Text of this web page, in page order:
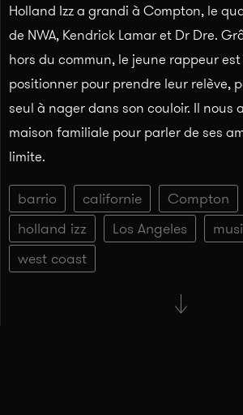
Holland Izz a grandi à Compton, le
de NWA, Kendrick Lamar et Dr Dre.
hors du commun, le jeune rappeur
positionner pour prendre leur relève,
seul à nager dans son couloir. Il nous
maison familiale pour parler de ses
limite.
barrio californie Compton
holland izz
Los Angeles
west coast